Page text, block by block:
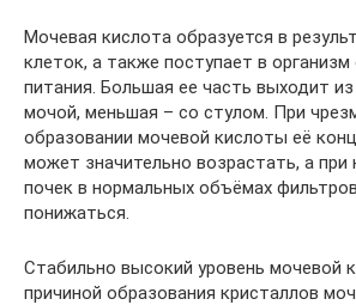
Мочевая кислота образуется в
клеток, а также поступает в
питания. Большая ее часть выходит
мочой, меньшая – со стулом. При
образовании мочевой кислоты её
может значительно возрастать, а при
почек в нормальных объёмах
понижаться.
Стабильно высокий уровень мочевой
причиной образования кристаллов